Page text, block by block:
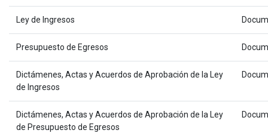
Ley de Ingresos
Presupuesto de Egresos
Dictámenes, Actas y Acuerdos de Aprobación de la Ley
de Ingresos
Dictámenes, Actas y Acuerdos de Aprobación de la Ley
de Presupuesto de Egresos